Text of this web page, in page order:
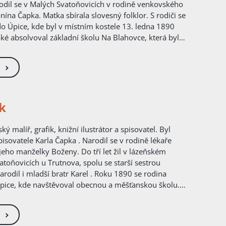
se v Malých Svatoňovicích v rodině venkovského
Čapka. Matka sbírala slovesný folklor. S rodiči se
Úpice, kde byl v místním kostele 13. ledna 1890
absolvoval základní školu Na Blahovce, která byla
na gymnáziu v Hradci Králové, odkud musel po
protirakouského spolku přestoupit na
studijním pobytu v Paříži a v Berlíně. Karel Čapek
Bechtěrevovou nemocí, což je chronické zánětlivé
páteřních obratlů. Pro svou nemoc nebyl
armády a nemusel proto bojovat v první světové
válkou a jejími následky velmi ovlivněn. Po
působil jako vychovatel v šlechtické rodině;
učitelem Prokopa Lažanského na zámku
však údajně působil pouze tři měsíce, a brzy
Stal se redaktorem v několika denících a
listech , v týdeníku Nebojsa a v Lidových
listů odešel v roce 1921 na protest proti
Karla Čapka . Narodil se v rodině lékaře
manželky Boženy. Do tří let žil v lázeňském
u Trutnova, spolu se starší sestrou
i mladší bratr Karel . Roku 1890 se rodina
navštěvoval obecnou a měšťanskou školu.
dvouletou odbornou školu tkalcovskou ve
v roce 1903 pracoval rok jako dělník v